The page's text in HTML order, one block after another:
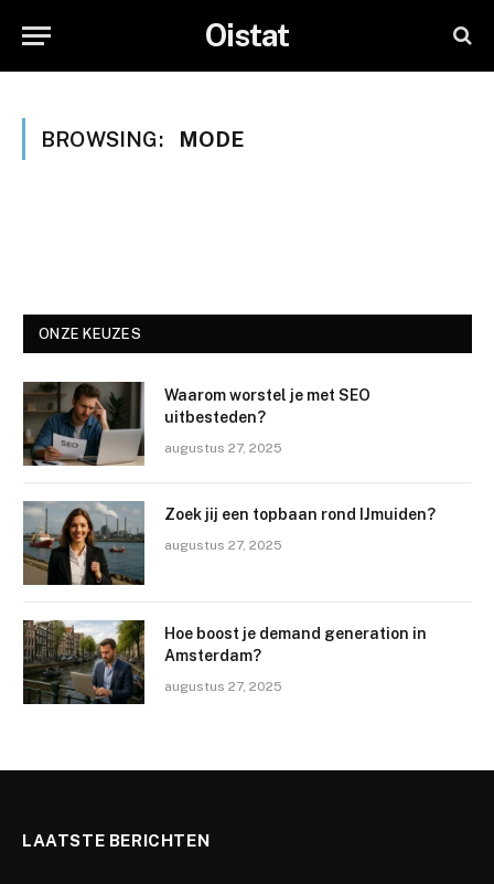
Oistat
BROWSING: MODE
ONZE KEUZES
Waarom worstel je met SEO
uitbesteden?
augustus 27, 2025
Zoek jij een topbaan rond IJmuiden?
augustus 27, 2025
Hoe boost je demand generation in
Amsterdam?
augustus 27, 2025
LAATSTE BERICHTEN